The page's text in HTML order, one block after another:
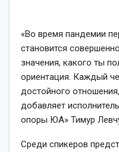
«Во время пандемии
становится
значения, какого ты
ориентация. Каждый
достойного
добавляет
опоры ЮА» Тимур
Среди спикеров